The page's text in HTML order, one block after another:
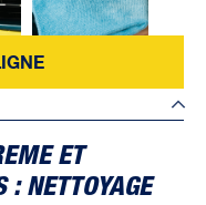
ET
: NETTOYAGE